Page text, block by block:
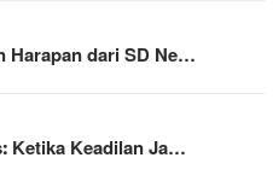
Harapan dari SD Ne…
Ketika Keadilan Ja…